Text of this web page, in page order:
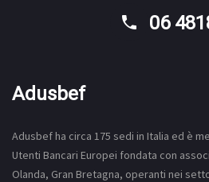
06
Adusbef
Adusbef ha circa 175 sedi in Italia ed è
Utenti Bancari Europei fondata con
Olanda, Gran Bretagna, operanti nei